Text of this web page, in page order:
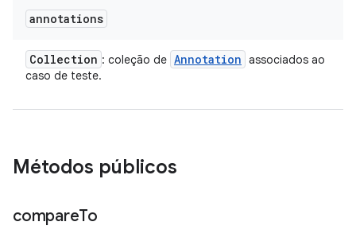
annotations
Collection : coleção de Annotation associados ao
caso de teste.
Métodos públicos
compareTo